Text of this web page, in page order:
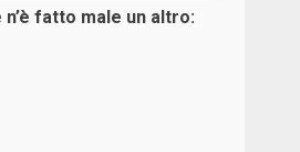
fatto male un altro: